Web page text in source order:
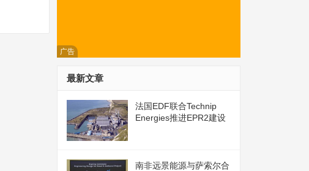
广告
最新文章
法国EDF联合Technip
Energies推进EPR2建设
南非远景能源与萨索尔合